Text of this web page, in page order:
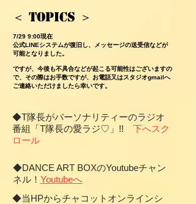
＜ Topics ＞
7/29 9:00現在
公式LINEシステムが復旧し、メッセージの送受信などが
可能となりました。
​ですが、今後も不具合などが起こる可能性はございますの
で、その際はお手数ですが、お電話又はスタジオgmailへ
ご連絡いただけましたら幸いです。
◆T隊長がパーソナリティーのラジオ
番組「T隊長の愛ラジ♡」!! 下へスク
ロール
◆当HPからチャコットオンラインシ
◆DANCE ART BOXのYoutubeチャン
ネル！ Youtubeへ